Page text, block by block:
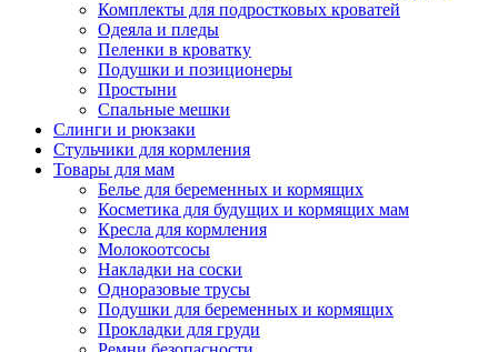
Комплекты для подростковых кроватей
Одеяла и пледы
Пеленки в кроватку
Подушки и позиционеры
Простыни
Спальные мешки
Слинги и рюкзаки
Стульчики для кормления
Товары для мам
Белье для беременных и кормящих
Косметика для будущих и кормящих мам
Кресла для кормления
Молокоотсосы
Накладки на соски
Одноразовые трусы
Подушки для беременных и кормящих
Прокладки для груди